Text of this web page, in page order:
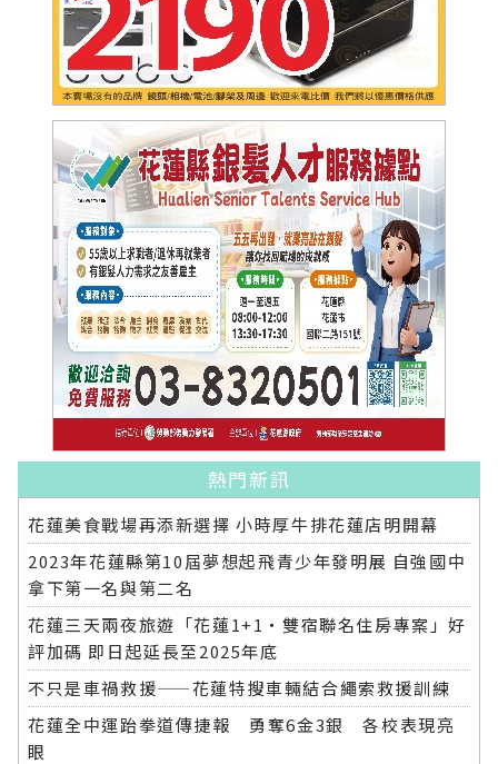
熱門新訊
花蓮美食戰場再添新選擇 小時厚牛排花蓮店明開幕
2023年花蓮縣第10屆夢想起飛青少年發明展 自強國中
拿下第一名與第二名
花蓮三天兩夜旅遊「花蓮1+1‧雙宿聯名住房專案」好
評加碼 即日起延長至2025年底
不只是車禍救援——花蓮特搜車輛結合繩索救援訓練
花蓮全中運跆拳道傳捷報 勇奪6金3銀 各校表現亮
眼